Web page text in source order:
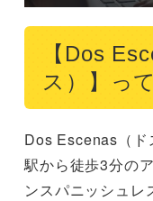
【Dos
ス）】っ
Dos Escenas（ド
駅から徒歩3分の
ンスパニッシュレ